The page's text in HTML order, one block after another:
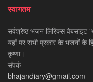
स्वागतम
सर्वश्रेष्ठ भजन लिरिक्स
यहाँ पर सभी प्रकार के भजनों के
कृष्णा।
संपर्क -
bhajandiary@gmail.com